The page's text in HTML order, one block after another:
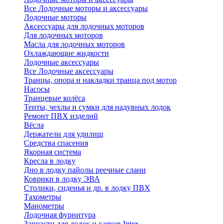
Все Лодочные моторы и аксессуары
Лодочные моторы
Аксессуары для лодочных моторов
Для лодочных моторов
Масла для лодочных моторов
Охлаждающие жидкости
Лодочные аксессуары
Все Лодочные аксессуары
Транцы, опора и накладки транца под мотор
Насосы
Транцевые колёса
Тенты, чехлы и сумки для надувных лодок
Ремонт ПВХ изделий
Вёсла
Держатели для удилищ
Средства спасения
Якорная система
Кресла в лодку
Дно в лодку пайолы реечные слани
Коврики в лодку ЭВА
Столики, сиденья и др. в лодку ПВХ
Тахометры
Манометры
Лодочная фурнитура